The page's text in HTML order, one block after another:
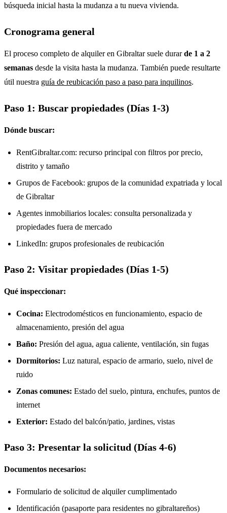
búsqueda inicial hasta la mudanza a tu nueva vivienda.
Cronograma general
El proceso completo de alquiler en Gibraltar suele durarde 1 a 2
semanas desde la visita hasta la mudanza. También puede resultarte
útil nuestra guía de reubicación paso a paso para inquilinos.
Paso 1: Buscar propiedades (Días 1-3)
Dónde buscar:
RentGibraltar.com: recurso principal con filtros por precio,
distrito y tamaño
Grupos de Facebook: grupos de la comunidad expatriada y local
de Gibraltar
Agentes inmobiliarios locales: consulta personalizada y
propiedades fuera de mercado
LinkedIn: grupos profesionales de reubicación
Paso 2: Visitar propiedades (Días 1-5)
Qué inspeccionar:
Cocina: Electrodomésticos en funcionamiento, espacio de
almacenamiento, presión del agua
Baño: Presión del agua, agua caliente, ventilación, sin fugas
Dormitorios: Luz natural, espacio de armario, suelo, nivel de
ruido
Zonas comunes: Estado del suelo, pintura, enchufes, puntos de
internet
Exterior: Estado del balcón/patio, jardines, vistas
Paso 3: Presentar la solicitud (Días 4-6)
Documentos necesarios:
Formulario de solicitud de alquiler cumplimentado
Identificación (pasaporte para residentes no gibraltareños)